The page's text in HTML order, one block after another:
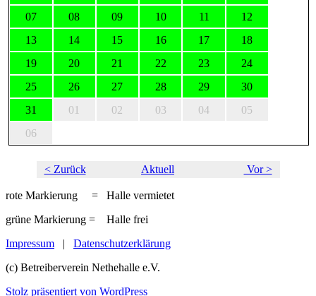
07
08 09 10 11
12
13
14 15 16 17
18
19
20 21 22 23
24
25
26 27 28 29
30
31
01 02 03 04
05
06
< Zurück Aktuell Vor >
rote Markierung = Halle vermietet
grüne Markierung = Halle frei
Impressum | Datenschutzerklärung
(c) Betreiberverein Nethehalle e.V.
Stolz präsentiert von WordPress